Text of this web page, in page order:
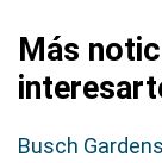
Más
Busch